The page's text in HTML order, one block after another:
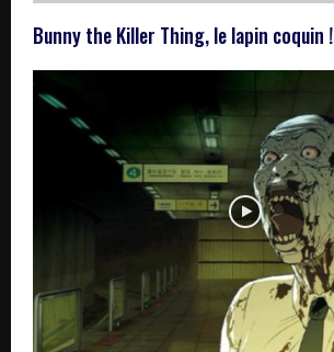
Bunny the Killer Thing, le lapin coquin !